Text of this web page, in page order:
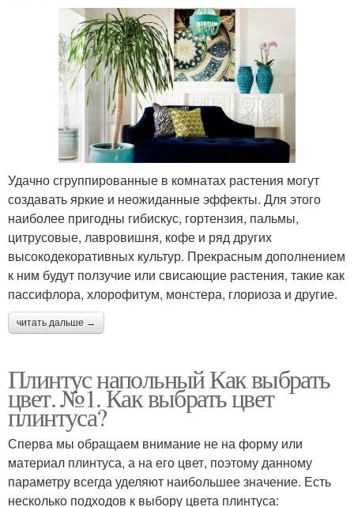
Удачно сгруппированные в комнатах растения могут
создавать яркие и неожиданные эффекты. Для этого
наиболее пригодны гибискус, гортензия, пальмы,
цитрусовые, лавровишня, кофе и ряд других
высокодекоративных культур. Прекрасным дополнением
к ним будут ползучие или свисающие растения, такие как
пассифлора, хлорофитум, монстера, глориоза и другие.
читать дальше →
Плинтус напольный Как выбрать
цвет. №1. Как выбрать цвет
плинтуса?
Сперва мы обращаем внимание не на форму или
материал плинтуса, а на его цвет, поэтому данному
параметру всегда уделяют наибольшее значение. Есть
несколько подходов к выбору цвета плинтуса: